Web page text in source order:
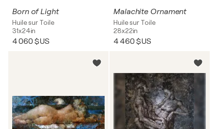
Born of Light
Huile sur Toile
31x24in
4 060 $US
Malachite Ornament
Huile sur Toile
28x22in
4 460 $US